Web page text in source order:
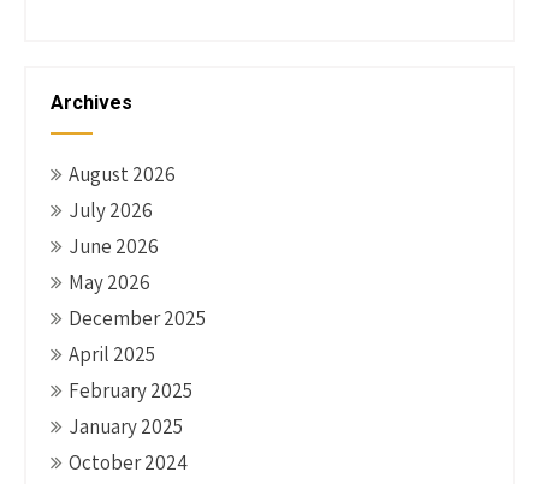
Archives
August 2026
July 2026
June 2026
May 2026
December 2025
April 2025
February 2025
January 2025
October 2024